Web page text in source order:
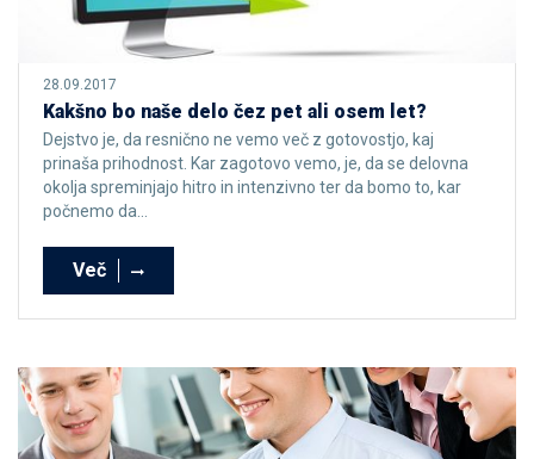
28.09.2017
Kakšno bo naše delo čez pet ali osem let?
Dejstvo je, da resnično ne vemo več z gotovostjo, kaj
prinaša prihodnost. Kar zagotovo vemo, je, da se delovna
okolja spreminjajo hitro in intenzivno ter da bomo to, kar
počnemo da...
Več